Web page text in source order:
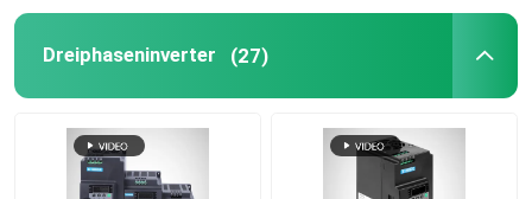
Dreiphaseninverter (27)